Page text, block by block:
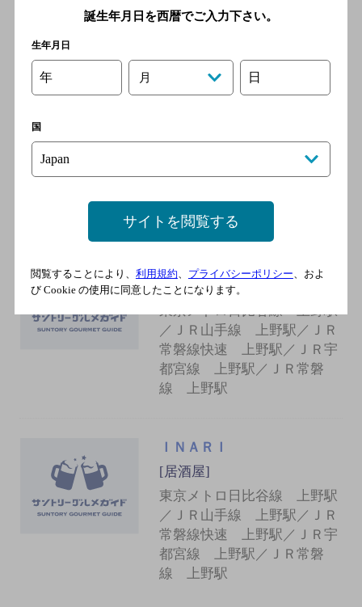
線 上野駅
銀だこ大衆酒場 上野店
／東京メトロ銀座線 上野駅
／ＪＲ山手線 上野駅／ＪＲ
磐線 上野駅
[居酒屋]
東京メトロ日比谷線 上野駅
／ＪＲ山手線 上野駅／ＪＲ
常磐線快速 上野駅／ＪＲ宇
都宮線 上野駅／ＪＲ常磐
線 上野駅
ＩＮＡＲＩ
[居酒屋]
東京メトロ日比谷線 上野駅
／ＪＲ山手線 上野駅／ＪＲ
常磐線快速 上野駅／ＪＲ宇
都宮線 上野駅／ＪＲ常磐
線 上野駅
誕生年月日を西暦でご入力下さい。
生年月日
年 月 日
国
サイトを閲覧する
閲覧することにより、 利用規約、 プライバシーポリシー、およ
び Cookie の使用に同意したことになります。